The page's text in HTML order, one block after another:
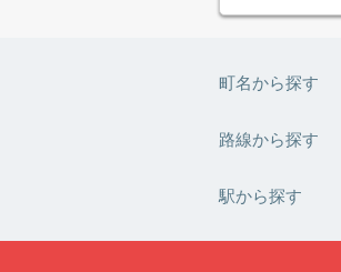
町名から探す
路線から探す
駅から探す